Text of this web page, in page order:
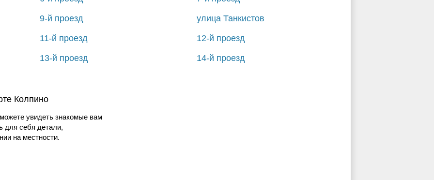
9-й проезд улица Танкистов
11-й проезд 12-й проезд
13-й проезд 14-й проезд
Колпино
увидеть знакомые вам
для себя детали,
на местности.